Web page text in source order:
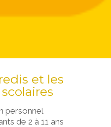
et les
personnel
de 2 à 11 ans